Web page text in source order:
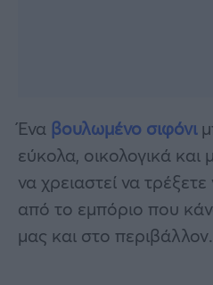
Ένα βουλωμένο σιφόνι
εύκολα, οικολογικά
να χρειαστεί να
από το εμπόριο που
μας και στο περιβάλλον.